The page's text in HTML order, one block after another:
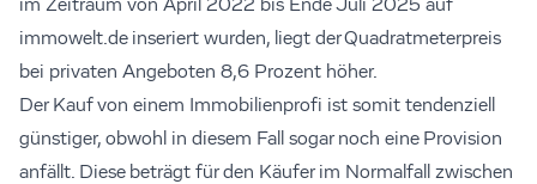
im Zeitraum von April 2022 bis Ende Juli 2025 auf
immowelt.de inseriert wurden, liegt der Quadratmeterpreis
bei privaten Angeboten 8,6 Prozent höher.
Der Kauf von einem Immobilienprofi ist somit tendenziell
günstiger, obwohl in diesem Fall sogar noch eine Provision
anfällt. Diese beträgt für den Käufer im Normalfall zwischen